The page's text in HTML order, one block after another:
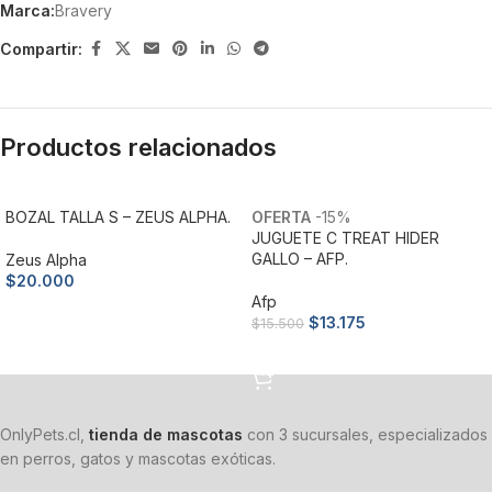
Marca:Bravery
Compartir:
Productos relacionados
BOZAL TALLA S – ZEUS ALPHA.
Zeus Alpha
$20.000
-15%
JUGUETE C TREAT HIDER
GALLO – AFP.
Afp
$15.500 $13.175
OnlyPets.cl, tienda de mascotas con 3 sucursales, especializados
en perros, gatos y mascotas exóticas.